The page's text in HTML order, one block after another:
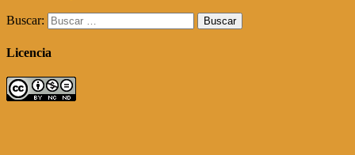
Buscar:
Licencia